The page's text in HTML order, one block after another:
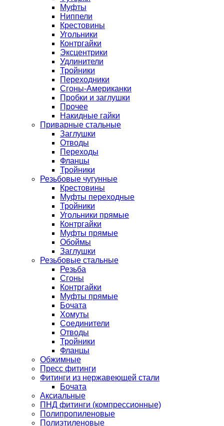
Муфты
Ниппели
Крестовины
Угольники
Контргайки
Эксцентрики
Удлинители
Тройники
Переходники
Сгоны-Американки
Пробки и заглушки
Прочее
Накидные гайки
Приварные стальные
Заглушки
Отводы
Переходы
Фланцы
Тройники
Резьбовые чугунные
Крестовины
Муфты переходные
Тройники
Угольники прямые
Контргайки
Муфты прямые
Обоймы
Заглушки
Резьбовые стальные
Резьба
Сгоны
Контргайки
Муфты прямые
Бочата
Хомуты
Соединители
Отводы
Тройники
Фланцы
Обжимные
Пресс фитинги
Фитинги из нержавеющей стали
Бочата
Аксиальные
ПНД фитинги (компрессионные)
Полипропиленовые
Полиэтиленовые